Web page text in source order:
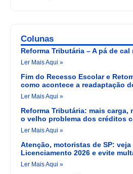
Colunas
Reforma Tributária – A pá de
Ler Mais Aqui »
Fim do Recesso Escolar e
como acontece a readaptação
Ler Mais Aqui »
Reforma Tributária: mais carga,
o velho problema dos créditos
Ler Mais Aqui »
Atenção, motoristas de SP:
Licenciamento 2026 e evite
Ler Mais Aqui »